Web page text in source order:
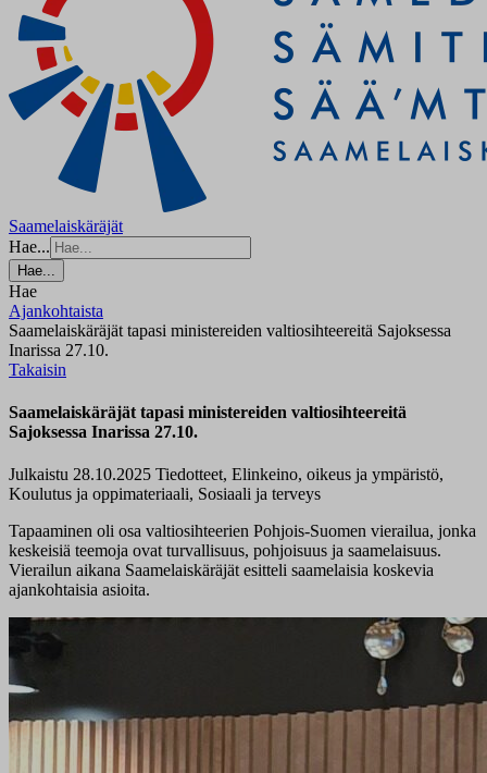
Saamelaiskäräjät
Hae...
Hae...
Hae
Ajankohtaista
Saamelaiskäräjät tapasi ministereiden valtiosihteereitä Sajoksessa
Inarissa 27.10.
Takaisin
Saamelaiskäräjät tapasi ministereiden valtiosihteereitä
Sajoksessa Inarissa 27.10.
Julkaistu 28.10.2025 Tiedotteet, Elinkeino, oikeus ja ympäristö,
Koulutus ja oppimateriaali, Sosiaali ja terveys
Tapaaminen oli osa valtiosihteerien Pohjois-Suomen vierailua, jonka
keskeisiä teemoja ovat turvallisuus, pohjoisuus ja saamelaisuus.
Vierailun aikana Saamelaiskäräjät esitteli saamelaisia koskevia
ajankohtaisia asioita.